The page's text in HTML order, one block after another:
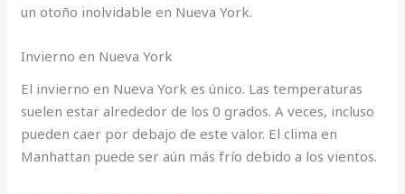
un otoño inolvidable en Nueva York.
Invierno en Nueva York
El invierno en Nueva York es único. Las temperaturas
suelen estar alrededor de los 0 grados. A veces, incluso
pueden caer por debajo de este valor. El clima en
Manhattan puede ser aún más frío debido a los vientos.